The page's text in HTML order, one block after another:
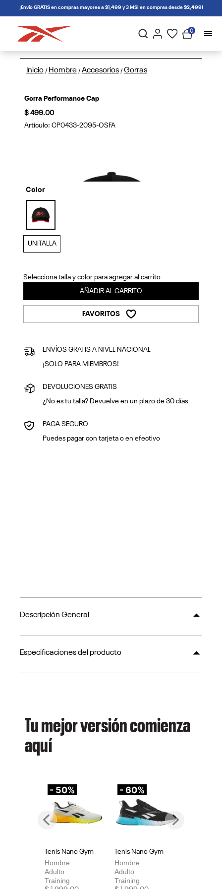
connectif¡Envío GRATIS en compras mayores a $1,499 y 3 MSI en compras desde $2,499!
0
Inicio / Hombre / Accesorios / Gorras
Gorra Performance Cap
$ 499.00
Artículo:CP0433-2095-OSFA
Color
selected
UNITALLA
Selecciona talla y color para agregar al carrito
AÑADIR AL CARRITO
FAVORITOS
ENVÍOS GRATIS A NIVEL NACIONAL
¡SOLO PARA MIEMBROS!
DEVOLUCIONES GRATIS
¿No es tu talla? Devuelve en un plazo de 30 días
PAGA SEGURO
Puedes pagar con tarjeta o en efectivo
Descripción General
Especificaciones del producto
Tu mejor versión comienza
aquí
- 50%
Tenis Nano Gym
Hombre
Adulto
Training
- 60%
Tenis Nano Gym
Hombre
Adulto
Training
Previous